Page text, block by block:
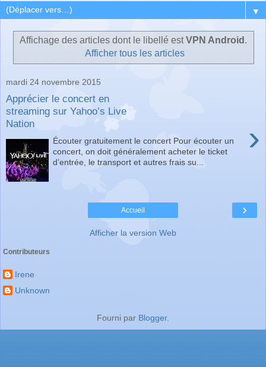
▼
Affichage des articles dont le libellé estVPN Android .
Afficher tous les articles
mardi 24 novembre 2015
Apprécier le concert en
streaming sur Yahoo’s Live
Nation
›
Écouter gratuitement le concert Pour écouter un
concert, on doit généralement acheter le ticket
d’entrée, le transport et autres frais su...
›
Accueil
Afficher la version Web
Contributeurs
Irene
Unknown
Fourni par Blogger.